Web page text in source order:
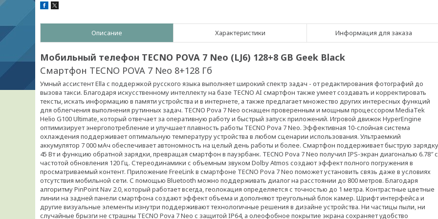
Описание Характеристики Информация для заказа
Мобильный телефон TECNO POVA 7 Neo (LJ6) 128+8 GB Geek Black
Смартфон TECNO POVA 7 Neo 8+128 Гб
Умный ассистент Ella с поддержкой русского языка выполняет широкий спектр задач - от редактирования фотографий до
вызова такси. Благодаря искусственному интеллекту на базе TECNO AI смартфон также умеет создавать и корректировать
тексты, искать информацию в памяти устройства и в интернете, а также предлагает множество других интересных функций
для облегчения выполнения рутинных задач. TECNO Pova 7 Neo оснащен проверенным и мощным процессором MediaTek
Helio G100 Ultimate, который отвечает за оперативную работу и быстрый запуск приложений. Игровой движок HyperEngine
оптимизирует энергопотребление и улучшает плавность работы TECNO Pova 7 Neo. Эффективная 10-слойная система
охлаждения поддерживает оптимальную температуру устройства в любом сценарии использования. Ультраемкий
аккумулятор 7 000 мАч обеспечивает автономность на целый день работы и более. Смартфон поддерживает быструю зарядку
45 Вт и функцию обратной зарядки, превращая смартфон в пауэрбанк. TECNO Pova 7 Neo получил IPS-экран диагональю 6.78″ с
частотой обновления 120 Гц. Стереодинамики с объемным звуком Dolby Atmos создают эффект полного погружения в
просматриваемый контент. Приложение FreeLink в смартфоне TECNO Pova 7 Neo поможет установить связь даже в условиях
отсутствия мобильной сети. С помощью Bluetooth можно поддерживать диалог на расстоянии до 800 метров. Благодаря
алгоритму PinPoint Nav 2.0, который работает всегда, геолокация определяется с точностью до 1 метра. Контрастные цветные
линии на задней панели смартфона создают эффект объема и дополняют треугольный блок камер. Шрифт интерфейса и
другие визуальные элементы изнутри поддерживают технологичные решения в дизайне устройства. Ни частицы пыли, ни
случайные брызги не страшны TECNO Pova 7 Neo с защитой IP64, а олеофобное покрытие экрана сохраняет удобство